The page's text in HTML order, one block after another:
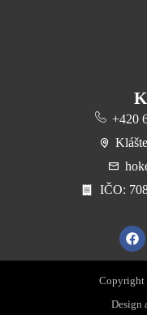
+420
​IČO:
Copyright
Design